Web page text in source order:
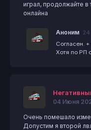
играл, продолжайте
онлайна
Аноним 24
Согласен.
Хотя по РП
04 Июня
Очень помешало
Допустим я второй